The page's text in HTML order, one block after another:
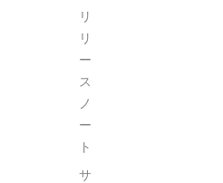
リ
リ
ー
ス
ノ
ー
ト
サ